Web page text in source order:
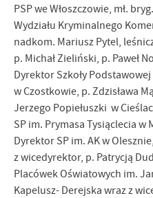
PSP we Włoszczowie, mł.
Wydziału Kryminalnego
nadkom. Mariusz Pytel,
p. Michał Zieliński, p. Paweł
Dyrektor Szkoły Podstawowej
w Czostkowie, p. Zdzisława
Jerzego Popiełuszki w
SP im. Prymasa Tysiąclecia w
Dyrektor SP im. AK w
z wicedyrektor, p. Patrycją
Placówek Oświatowych im.
Kapelusz- Derejska wraz z